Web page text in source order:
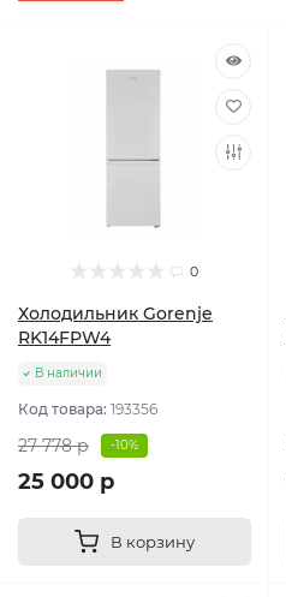
0
Холодильник Gorenje
RK14FPW4
В наличии
Код товара: 193356
27 778 р -10%
25 000 р
В корзину